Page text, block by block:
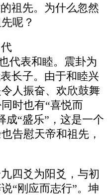
祖先。为什么忽然
呢？
代表和睦。震卦为
长子。由于和睦兴
人振奋、欢欣鼓舞
时也有“喜悦而
成“盛乐”，这是一个
告慰天帝和祖先，
四爻为阳爻，与初
“刚应而志行”。坤